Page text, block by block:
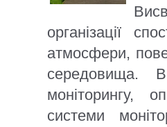
організації
атмосфери,
середовища.
моніторингу,
системи